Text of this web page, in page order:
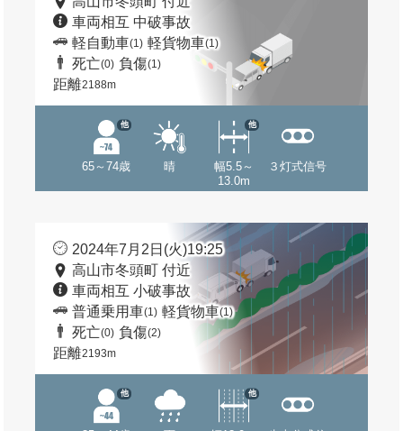
車両相互 中破事故
軽自動車(1) 軽貨物車(1)
死亡(0) 負傷(1)
距離2188m
65～74歳
他
晴
幅5.5～
13.0m
他
３灯式信号
2024年7月2日(火)19:25
高山市冬頭町 付近
車両相互 小破事故
普通乗用車(1) 軽貨物車(1)
死亡(0) 負傷(2)
距離2193m
他 他